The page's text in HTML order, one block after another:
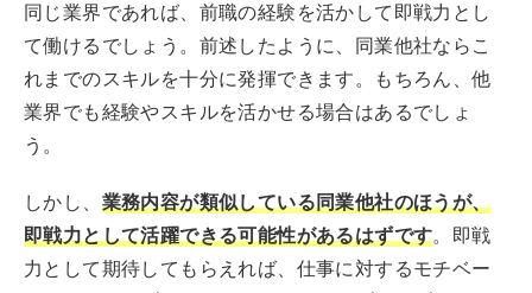
同じ業界であれば、前職の経験を活かして即戦力とし
て働けるでしょう。前述したように、同業他社ならこ
れまでのスキルを十分に発揮できます。もちろん、他
業界でも経験やスキルを活かせる場合はあるでしょ
う。
しかし、 業務内容が類似している同業他社のほうが、
即戦力として活躍できる可能性があるはずです。即戦
力として期待してもらえれば、仕事に対するモチベー